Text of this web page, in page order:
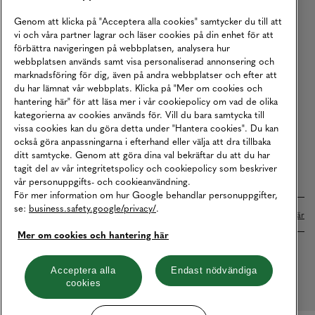
Köpvillkor
Karriär
Vårt Ansvar
Våra Tjänster
Press
Studentrabatt
B2B
Tillgänglighetsredogörelse
Betalningar online sköts i samarbete med Klarna. Läs mer här
Cookies Integritetspolicy
Hantera cookies
Genom att klicka på "Acceptera alla cookies" samtycker du till att
vi och våra partner lagrar och läser cookies på din enhet för att
förbättra navigeringen på webbplatsen, analysera hur
webbplatsen används samt visa personaliserad annonsering och
marknadsföring för dig, även på andra webbplatser och efter att
du har lämnat vår webbplats. Klicka på "Mer om cookies och
hantering här" för att läsa mer i vår cookiepolicy om vad de olika
kategorierna av cookies används för. Vill du bara samtycka till
vissa cookies kan du göra detta under "Hantera cookies". Du kan
också göra anpassningarna i efterhand eller välja att dra tillbaka
ditt samtycke. Genom att göra dina val bekräftar du att du har
tagit del av vår integritetspolicy och cookiepolicy som beskriver
vår personuppgifts- och cookieanvändning.
För mer information om hur Google behandlar personuppgifter,
se: business.safety.google/privacy/.
Mer om cookies och hantering här
Acceptera alla
cookies
Endast nödvändiga